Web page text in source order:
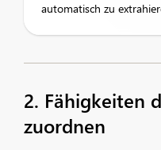
automatisch zu
2. Fähigkeiten
zuordnen